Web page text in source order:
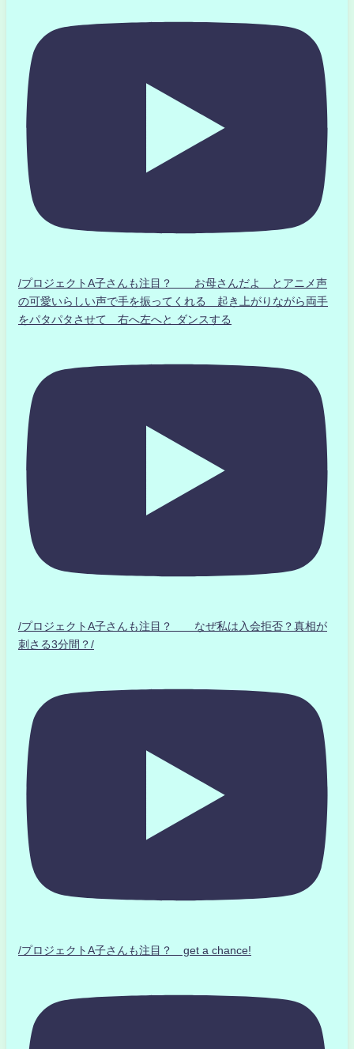
/プロジェクトA子さんも注目？ お母さんだよ とアニメ声
の可愛いらしい声で手を振ってくれる 起き上がりながら両手
をパタパタさせて 右へ左へと ダンスする
/プロジェクトA子さんも注目？ なぜ私は入会拒否？真相が
刺さる3分間？/
/プロジェクトA子さんも注目？ get a chance!